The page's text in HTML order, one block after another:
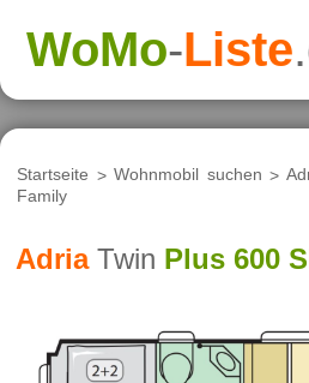
WoMo-Liste
Startseite >Wohnmobil suchen >
Family
Adria Twin Plus 600